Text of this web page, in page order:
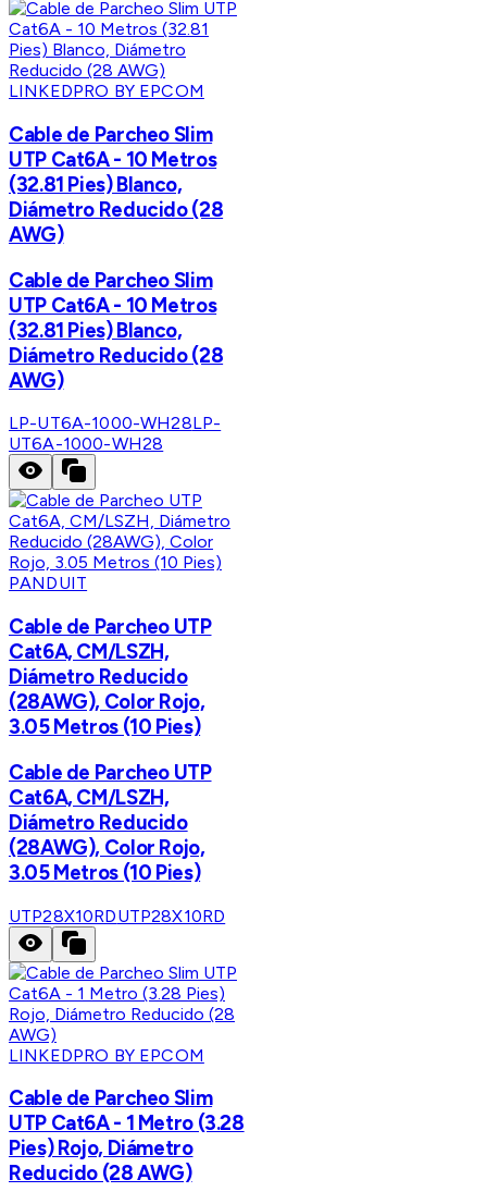
LINKEDPRO BY EPCOM
Cable de Parcheo Slim
UTP Cat6A - 10 Metros
(32.81 Pies) Blanco,
Diámetro Reducido (28
AWG)
Cable de Parcheo Slim
UTP Cat6A - 10 Metros
(32.81 Pies) Blanco,
Diámetro Reducido (28
AWG)
LP-UT6A-1000-WH28LP-
UT6A-1000-WH28
PANDUIT
Cable de Parcheo UTP
Cat6A, CM/LSZH,
Diámetro Reducido
(28AWG), Color Rojo,
3.05 Metros (10 Pies)
Cable de Parcheo UTP
Cat6A, CM/LSZH,
Diámetro Reducido
(28AWG), Color Rojo,
3.05 Metros (10 Pies)
UTP28X10RDUTP28X10RD
LINKEDPRO BY EPCOM
Cable de Parcheo Slim
UTP Cat6A - 1 Metro (3.28
Pies) Rojo, Diámetro
Reducido (28 AWG)